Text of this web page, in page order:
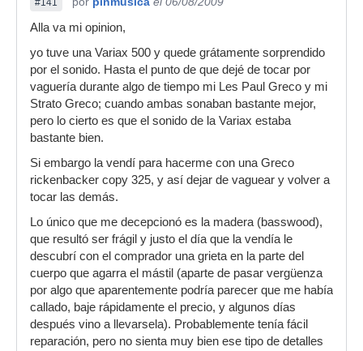
#141
Alla va mi opinion,
yo tuve una Variax 500 y quede grátamente sorprendido
por el sonido. Hasta el punto de que dejé de tocar por
vaguería durante algo de tiempo mi Les Paul Greco y mi
Strato Greco; cuando ambas sonaban bastante mejor,
pero lo cierto es que el sonido de la Variax estaba
bastante bien.
Si embargo la vendí para hacerme con una Greco
rickenbacker copy 325, y así dejar de vaguear y volver a
tocar las demás.
Lo único que me decepcionó es la madera (basswood),
que resultó ser frágil y justo el día que la vendía le
descubrí con el comprador una grieta en la parte del
cuerpo que agarra el mástil (aparte de pasar vergüenza
por algo que aparentemente podría parecer que me había
callado, baje rápidamente el precio, y algunos días
después vino a llevarsela). Probablemente tenía fácil
reparación, pero no sienta muy bien ese tipo de detalles